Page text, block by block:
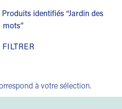
Produits identifiés “Jardin des
mots”
FILTRER
à votre sélection.